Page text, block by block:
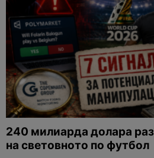
240 милиарда долара
на световното по футбол